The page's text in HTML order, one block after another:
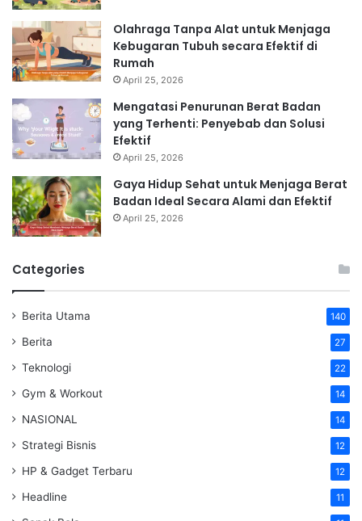
Olahraga Tanpa Alat untuk Menjaga
Kebugaran Tubuh secara Efektif di
Rumah
April 25, 2026
Mengatasi Penurunan Berat Badan
yang Terhenti: Penyebab dan Solusi
Efektif
April 25, 2026
Gaya Hidup Sehat untuk Menjaga Berat
Badan Ideal Secara Alami dan Efektif
April 25, 2026
Categories
Berita Utama 140
Berita 27
Teknologi 22
Gym & Workout 14
NASIONAL 14
Strategi Bisnis 12
HP & Gadget Terbaru 12
Headline 11